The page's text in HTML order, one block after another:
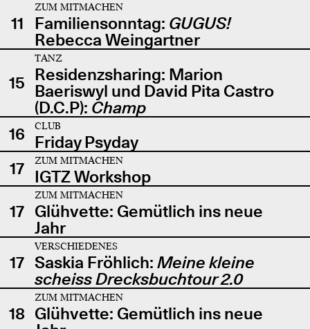
11
ZUM MITMACHEN
Familiensonntag: GUGUS!
Rebecca Weingartner
15
TANZ
Residenzsharing: Marion
Baeriswyl und David Pita Castro
(D.C.P): Champ
16
CLUB
Friday Psyday
17
ZUM MITMACHEN
IGTZ Workshop
17
ZUM MITMACHEN
Glühvette: Gemütlich ins neue
Jahr
17
VERSCHIEDENES
Saskia Fröhlich: Meine kleine
scheiss Drecksbuchtour 2.0
18
ZUM MITMACHEN
Glühvette: Gemütlich ins neue